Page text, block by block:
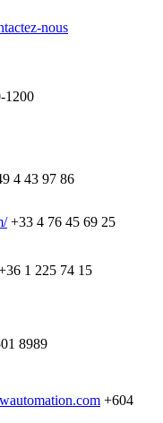
nous
1200
4 43 97 86
+33 4 76 45 69 25
1 225 74 15
8989
+604